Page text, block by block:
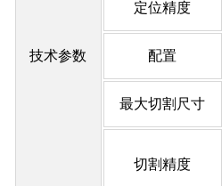
技术参数
定位精度
配置
最大切割尺寸
切割精度